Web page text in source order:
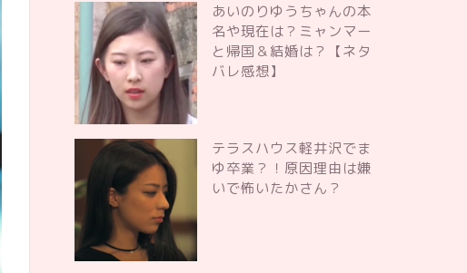
あいのりゆうちゃんの本
名や現在は？ミャンマー
と帰国＆結婚は？【ネタ
バレ感想】
テラスハウス軽井沢でま
ゆ卒業？！原因理由は嫌
いで怖いたかさん？